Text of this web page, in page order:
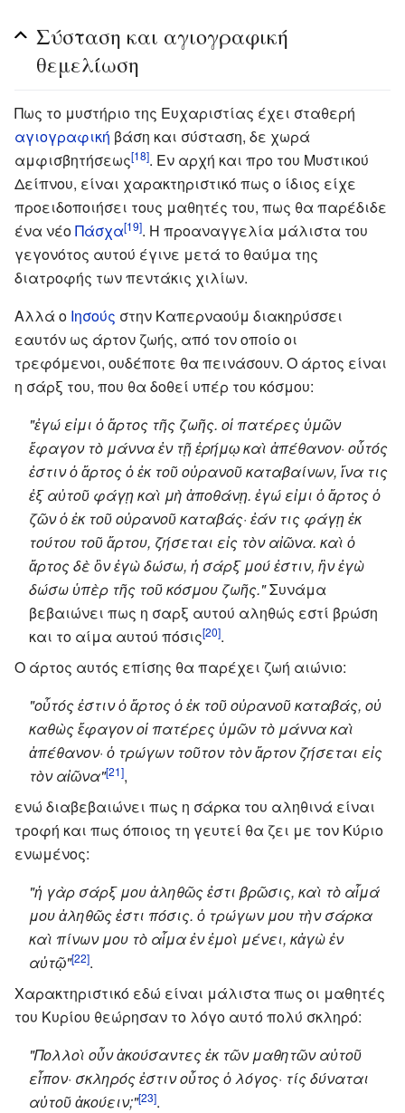
Σύσταση και αγιογραφική
θεμελίωση
Πως το μυστήριο της Ευχαριστίας έχει σταθερή
αγιογραφική βάση και σύσταση, δε χωρά
αμφισβητήσεως[18]. Εν αρχή και προ του Μυστικού
Δείπνου, είναι χαρακτηριστικό πως ο ίδιος είχε
προειδοποιήσει τους μαθητές του, πως θα παρέδιδε
ένα νέοΠάσχα[19]. Η προαναγγελία μάλιστα του
γεγονότος αυτού έγινε μετά το θαύμα της
διατροφής των πεντάκις χιλίων.
Αλλά ο Ιησούς στην Καπερναούμ διακηρύσσει
εαυτόν ως άρτον ζωής, από τον οποίο οι
τρεφόμενοι, ουδέποτε θα πεινάσουν. Ο άρτος είναι
η σάρξ του, που θα δοθεί υπέρ του κόσμου:
"ἐγώ εἰμι ὁ ἄρτος τῆς ζωῆς. οἱ πατέρες ὑμῶν
ἔφαγον τὸ μάννα ἐν τῇ ἐρήμῳ καὶ ἀπέθανον· οὗτός
ἐστιν ὁ ἄρτος ὁ ἐκ τοῦ οὐρανοῦ καταβαίνων, ἵνα τις
ἐξ αὐτοῦ φάγῃ καὶ μὴ ἀποθάνῃ. ἐγώ εἰμι ὁ ἄρτος ὁ
ζῶν ὁ ἐκ τοῦ οὐρανοῦ καταβάς· ἐάν τις φάγῃ ἐκ
τούτου τοῦ ἄρτου, ζήσεται εἰς τὸν αἰῶνα. καὶ ὁ
ἄρτος δὲ ὃν ἐγὼ δώσω, ἡ σάρξ μού ἐστιν, ἣν ἐγὼ
δώσω ὑπὲρ τῆς τοῦ κόσμου ζωῆς."Συνάμα
βεβαιώνει πως η σαρξ αυτού αληθώς εστί βρώση
και το αίμα αυτού πόσις[20].
Ο άρτος αυτός επίσης θα παρέχει ζωή αιώνιο:
"οὗτός ἐστιν ὁ ἄρτος ὁ ἐκ τοῦ οὐρανοῦ καταβάς, οὐ
καθὼς ἔφαγον οἱ πατέρες ὑμῶν τὸ μάννα καὶ
ἀπέθανον· ὁ τρώγων τοῦτον τὸν ἄρτον ζήσεται εἰς
τὸν αἰῶνα"[21],
ενώ διαβεβαιώνει πως η σάρκα του αληθινά είναι
τροφή και πως όποιος τη γευτεί θα ζει με τον Κύριο
ενωμένος:
"ἡ γὰρ σάρξ μου ἀληθῶς ἐστι βρῶσις, καὶ τὸ αἷμά
μου ἀληθῶς ἐστι πόσις. ὁ τρώγων μου τὴν σάρκα
καὶ πίνων μου τὸ αἷμα ἐν ἐμοὶ μένει, κἀγὼ ἐν
αὐτῷ"[22].
Χαρακτηριστικό εδώ είναι μάλιστα πως οι μαθητές
του Κυρίου θεώρησαν το λόγο αυτό πολύ σκληρό:
"Πολλοὶ οὖν ἀκούσαντες ἐκ τῶν μαθητῶν αὐτοῦ
εἶπον· σκληρός ἐστιν οὗτος ὁ λόγος· τίς δύναται
αὐτοῦ ἀκούειν;"[23].